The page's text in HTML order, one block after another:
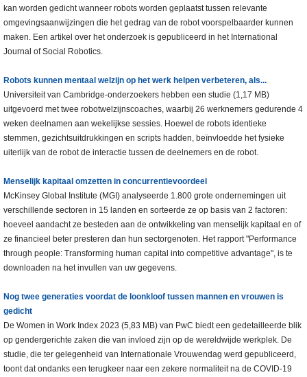
kan worden gedicht wanneer robots worden geplaatst tussen relevante
omgevingsaanwijzingen die het gedrag van de robot voorspelbaarder kunnen
maken. Een artikel over het onderzoek is gepubliceerd in het International
Journal of Social Robotics.
Robots kunnen mentaal welzijn op het werk helpen verbeteren, als...
Universiteit van Cambridge-onderzoekers hebben een studie (1,17 MB)
uitgevoerd met twee robotwelzijnscoaches, waarbij 26 werknemers gedurende 4
weken deelnamen aan wekelijkse sessies. Hoewel de robots identieke
stemmen, gezichtsuitdrukkingen en scripts hadden, beïnvloedde het fysieke
uiterlijk van de robot de interactie tussen de deelnemers en de robot.
Menselijk kapitaal omzetten in concurrentievoordeel
McKinsey Global Institute (MGI) analyseerde 1.800 grote ondernemingen uit
verschillende sectoren in 15 landen en sorteerde ze op basis van 2 factoren:
hoeveel aandacht ze besteden aan de ontwikkeling van menselijk kapitaal en of
ze financieel beter presteren dan hun sectorgenoten. Het rapport "Performance
through people: Transforming human capital into competitive advantage", is te
downloaden na het invullen van uw gegevens.
Nog twee generaties voordat de loonkloof tussen mannen en vrouwen is
gedicht
De Women in Work Index 2023 (5,83 MB) van PwC biedt een gedetailleerde blik
op gendergerichte zaken die van invloed zijn op de wereldwijde werkplek. De
studie, die ter gelegenheid van Internationale Vrouwendag werd gepubliceerd,
toont dat ondanks een terugkeer naar een zekere normaliteit na de COVID-19